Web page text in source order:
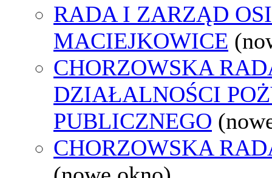
RADA I ZARZĄD
MACIEJKOWICE
CHORZOWSKA
DZIAŁALNOŚCI
PUBLICZNEGO
CHORZOWSKA